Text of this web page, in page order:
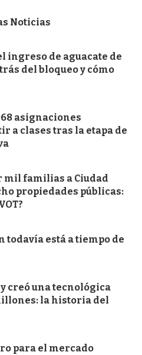
Noticias
ingreso de aguacate de
del bloqueo y cómo
asignaciones
a clases tras la etapa de
familias a Ciudad
propiedades públicas:
todavía está a tiempo de
creó una tecnológica
la historia del
para el mercado